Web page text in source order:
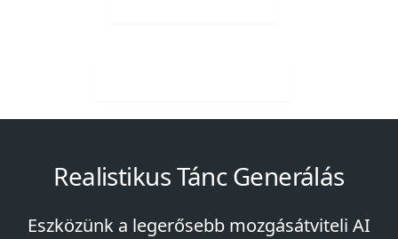
Realistikus Tánc Generálás
Eszközünk a legerősebb mozgásátviteli AI